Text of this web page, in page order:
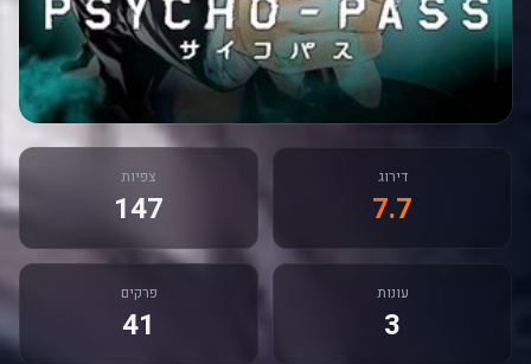
דירוג
7.7
צפיות
147
עונות
3
פרקים
41